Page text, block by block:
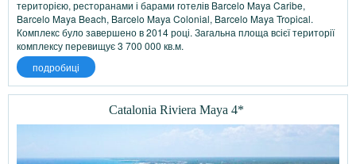
територією, ресторанами і барами готелів Barcelo Maya Caribe,
Barcelo Maya Beach, Barcelo Maya Colonial, Barcelo Maya Tropical.
Комплекс було завершено в 2014 році. Загальна площа всієї території
комплексу перевищує 3 700 000 кв.м.
подробиці
Catalonia Riviera Maya 4*